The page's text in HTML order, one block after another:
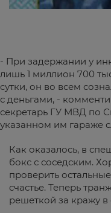
- При задержании у
лишь 1 миллион 700
сутки, он во всем
с деньгами, -
секретарь ГУ МВД по
указанном им гараже
Как оказалось, в
бокс с соседским.
проверить
счастье. Теперь
решеткой за кражу